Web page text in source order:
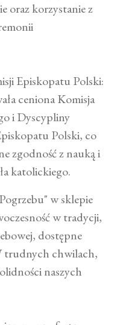
oraz korzystanie z
Episkopatu Polski:
ceniona Komisja
i Dyscypliny
Polski, co
zgodność z nauką i
katolickiego.
w sklepie
w tradycji,
dostępne
trudnych chwilach,
naszych